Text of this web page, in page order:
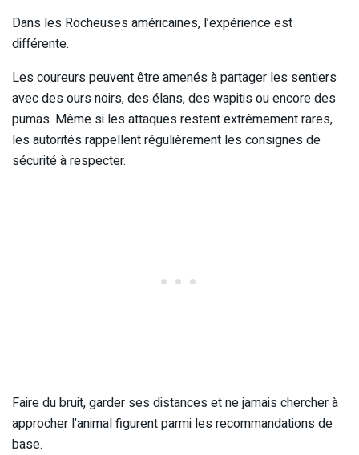
Dans les Rocheuses américaines, l’expérience est
différente.
Les coureurs peuvent être amenés à partager les sentiers
avec des ours noirs, des élans, des wapitis ou encore des
pumas. Même si les attaques restent extrêmement rares,
les autorités rappellent régulièrement les consignes de
sécurité à respecter.
Faire du bruit, garder ses distances et ne jamais chercher à
approcher l’animal figurent parmi les recommandations de
base.